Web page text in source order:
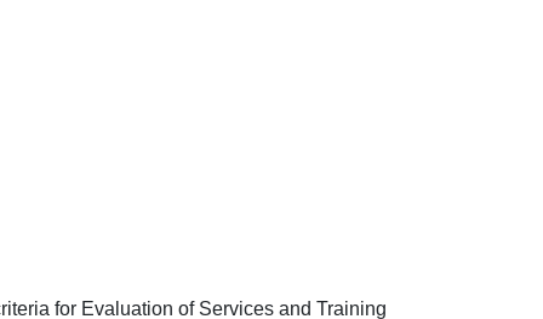
for Evaluation of Services and Training